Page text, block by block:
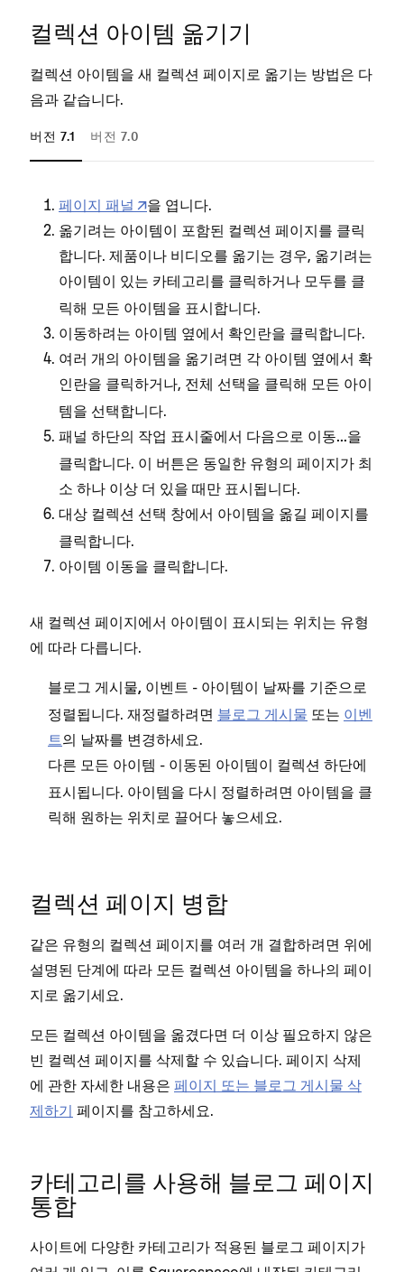
컬렉션 아이템 옮기기
컬렉션 아이템을 새 컬렉션 페이지로 옮기는 방법은 다
음과 같습니다.
버전 7.1 버전 7.0
페이지 패널
을 엽니다.
옮기려는 아이템이 포함된 컬렉션 페이지를 클릭
합니다. 제품이나 비디오를 옮기는 경우, 옮기려는
아이템이 있는 카테고리를 클릭하거나 모두를 클
릭해 모든 아이템을 표시합니다.
이동하려는 아이템 옆에서 확인란을 클릭합니다.
여러 개의 아이템을 옮기려면 각 아이템 옆에서 확
인란을 클릭하거나, 전체 선택을 클릭해 모든 아이
템을 선택합니다.
패널 하단의 작업 표시줄에서 다음으로 이동...을
클릭합니다. 이 버튼은 동일한 유형의 페이지가 최
소 하나 이상 더 있을 때만 표시됩니다.
대상 컬렉션 선택 창에서 아이템을 옮길 페이지를
클릭합니다.
아이템 이동을 클릭합니다.
새 컬렉션 페이지에서 아이템이 표시되는 위치는 유형
에 따라 다릅니다.
블로그 게시물, 이벤트 - 아이템이 날짜를 기준으로
정렬됩니다. 재정렬하려면 블로그 게시물 또는 이벤
트의 날짜를 변경하세요.
다른 모든 아이템 - 이동된 아이템이 컬렉션 하단에
표시됩니다. 아이템을 다시 정렬하려면 아이템을 클
릭해 원하는 위치로 끌어다 놓으세요.
컬렉션 페이지 병합
같은 유형의 컬렉션 페이지를 여러 개 결합하려면 위에
설명된 단계에 따라 모든 컬렉션 아이템을 하나의 페이
지로 옮기세요.
모든 컬렉션 아이템을 옮겼다면 더 이상 필요하지 않은
빈 컬렉션 페이지를 삭제할 수 있습니다. 페이지 삭제
에 관한 자세한 내용은 페이지 또는 블로그 게시물 삭
제하기 페이지를 참고하세요.
카테고리를 사용해 블로그 페이지
통합
사이트에 다양한 카테고리가 적용된 블로그 페이지가